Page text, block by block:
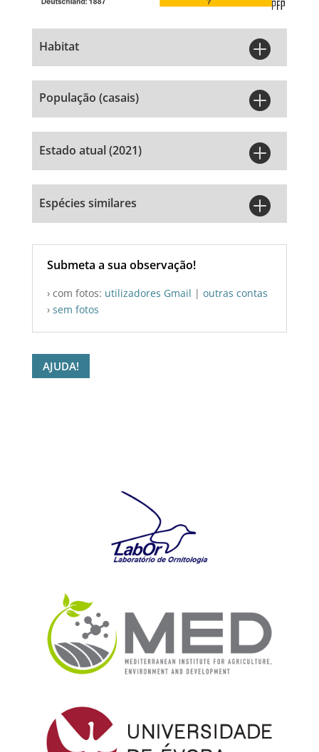
Habitat 
População (casais) 
Estado atual (2021) 
Espécies similares 
Submeta a sua observação!
› com fotos: utilizadores Gmail | outras contas
› sem fotos
AJUDA!